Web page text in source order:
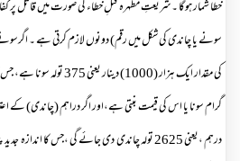
خطا شمار ہوگا ۔شریعتِ مطہرہ قتلِ خطاء کی صورت میں قاتل
سونے یا چاندی کی شکل میں رقم) دونوں لازم کرتی ہے ۔